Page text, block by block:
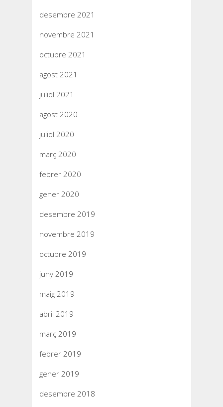
desembre 2021
novembre 2021
octubre 2021
agost 2021
juliol 2021
agost 2020
juliol 2020
març 2020
febrer 2020
gener 2020
desembre 2019
novembre 2019
octubre 2019
juny 2019
maig 2019
abril 2019
març 2019
febrer 2019
gener 2019
desembre 2018